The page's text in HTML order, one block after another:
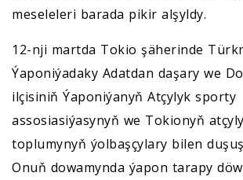
meseleleri barada pikir alşyldy.
12-nji martda Tokio şäherinde
Ýaponiýadaky Adatdan daşary we
ilçisiniň Ýaponiýanyň Atçylyk sporty
assosiasiýasynyň we Tokionyň
toplumynyň ýolbaşçylary bilen
Onuň dowamynda ýapon tarapy